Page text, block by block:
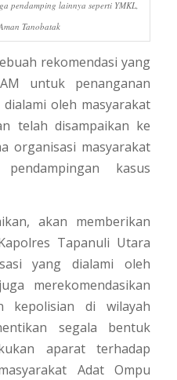
pendamping lainnya seperti YMKL,
Tanobatak
rekomendasi yang
untuk penanganan
oleh masyarakat
telah disampaikan ke
organisasi masyarakat
kasus
akan memberikan
Tapanuli Utara
yang dialami oleh
merekomendasikan
kepolisian di wilayah
segala bentuk
aparat terhadap
Adat Ompu